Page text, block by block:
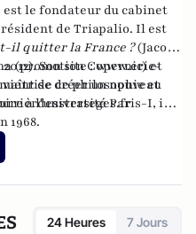
est le fondateur du cabinet
deTriapalio. Il est
il quitter la France ?(Jacob-
Son site :www.eric-
de créer un nouveau
(promotion Copernic) et
de philosophie et
à l'université Paris-I, il
1968.
24 Heures 7 Jours